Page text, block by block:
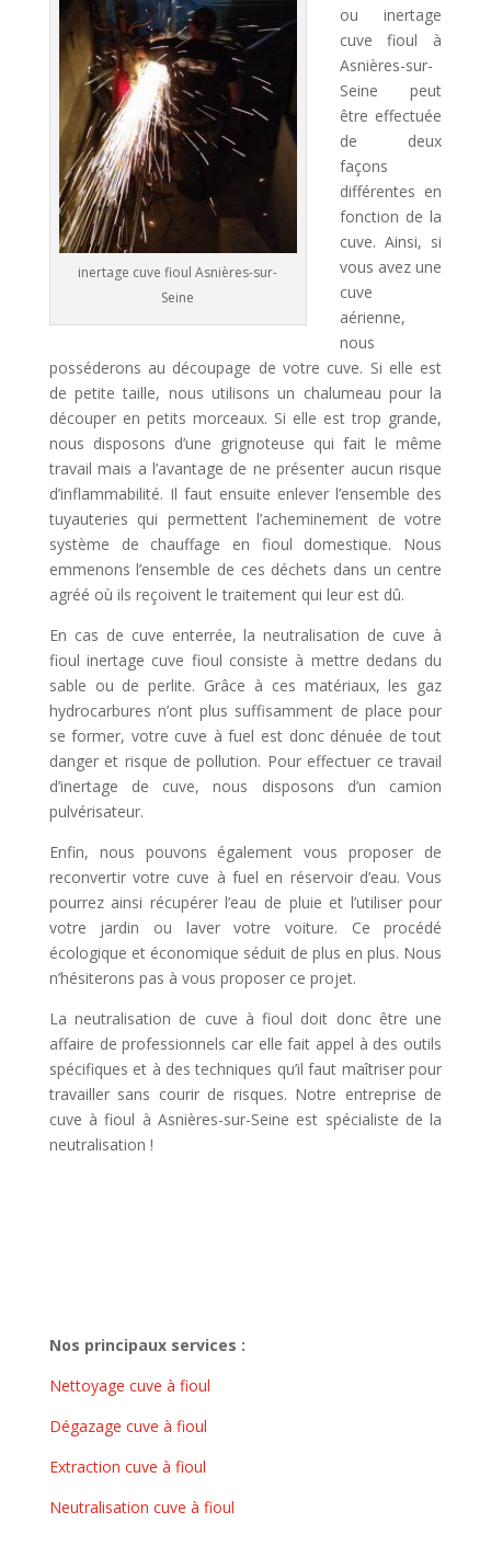
inertage cuve fioul Asnières-sur-
Seine
ou inertage
cuve fioul à
Asnières-sur-
Seine peut
être effectuée
de deux
façons
différentes en
fonction de la
cuve. Ainsi, si
vous avez une
cuve
aérienne,
nous
posséderons au découpage de votre cuve. Si elle est
de petite taille, nous utilisons un chalumeau pour la
découper en petits morceaux. Si elle est trop grande,
nous disposons d’une grignoteuse qui fait le même
travail mais a l’avantage de ne présenter aucun risque
d’inflammabilité. Il faut ensuite enlever l’ensemble des
tuyauteries qui permettent l’acheminement de votre
système de chauffage en fioul domestique. Nous
emmenons l’ensemble de ces déchets dans un centre
agréé où ils reçoivent le traitement qui leur est dû.
En cas de cuve enterrée, la neutralisation de cuve à
fioul inertage cuve fioul consiste à mettre dedans du
sable ou de perlite. Grâce à ces matériaux, les gaz
hydrocarbures n’ont plus suffisamment de place pour
se former, votre cuve à fuel est donc dénuée de tout
danger et risque de pollution. Pour effectuer ce travail
d’inertage de cuve, nous disposons d’un camion
pulvérisateur.
Enfin, nous pouvons également vous proposer de
reconvertir votre cuve à fuel en réservoir d’eau. Vous
pourrez ainsi récupérer l’eau de pluie et l’utiliser pour
votre jardin ou laver votre voiture. Ce procédé
écologique et économique séduit de plus en plus. Nous
n’hésiterons pas à vous proposer ce projet.
La neutralisation de cuve à fioul doit donc être une
affaire de professionnels car elle fait appel à des outils
spécifiques et à des techniques qu’il faut maîtriser pour
travailler sans courir de risques. Notre entreprise de
cuve à fioul à Asnières-sur-Seine est spécialiste de la
neutralisation !
Nos principaux services :
Nettoyage cuve à fioul
Dégazage cuve à fioul
Extraction cuve à fioul
Neutralisation cuve à fioul